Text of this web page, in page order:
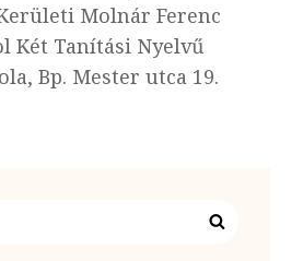
Molnár Ferenc
Két Tanítási Nyelvű
Bp. Mester utca 19.